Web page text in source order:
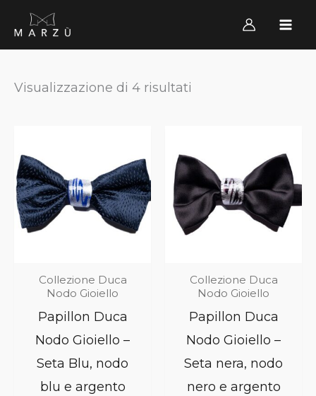
Visualizzazione di 4 risultati
Collezione Duca
Nodo Gioiello
Papillon Duca
Nodo Gioiello –
Seta Blu, nodo
blu e argento
Collezione Duca
Nodo Gioiello
Papillon Duca
Nodo Gioiello –
Seta nera, nodo
nero e argento